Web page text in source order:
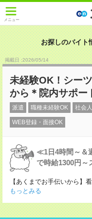
メニュー
お探しのバイト
掲載日 :2026/05/14
未経験OK！シー
から＊院内サポー
派遣 職種未経験OK 社会
WEB登録・面接OK
≪1日4時間～＆
で時給1300円～
【あくまでお手伝いから】
もっとみる